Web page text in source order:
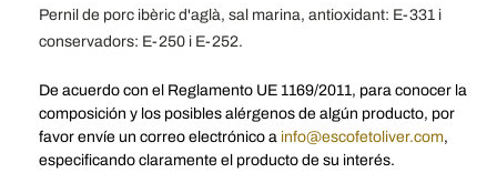
Pernil de porc ibèric d'aglà, sal marina, antioxidant: E-331 i
conservadors: E-250 i E-252.
De acuerdo con el Reglamento UE 1169/2011, para conocer la
composición y los posibles alérgenos de algún producto, por
favor envíe un correo electrónico a info@escofetoliver.com,
especificando claramente el producto de su interés.